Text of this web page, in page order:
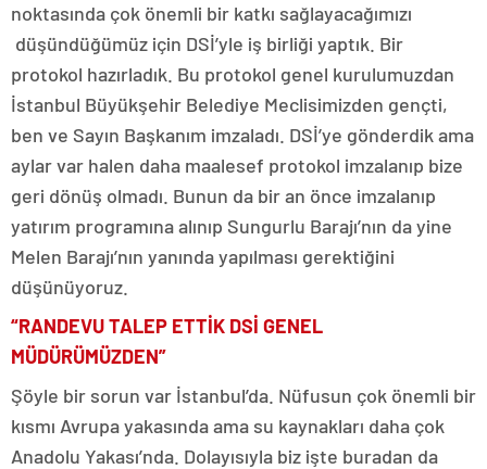
noktasında çok önemli bir katkı sağlayacağımızı
düşündüğümüz için DSİ’yle iş birliği yaptık. Bir
protokol hazırladık. Bu protokol genel kurulumuzdan
İstanbul Büyükşehir Belediye Meclisimizden gençti,
ben ve Sayın Başkanım imzaladı. DSİ’ye gönderdik ama
aylar var halen daha maalesef protokol imzalanıp bize
geri dönüş olmadı. Bunun da bir an önce imzalanıp
yatırım programına alınıp Sungurlu Barajı’nın da yine
Melen Barajı’nın yanında yapılması gerektiğini
düşünüyoruz.
“RANDEVU TALEP ETTİK DSİ GENEL
MÜDÜRÜMÜZDEN”
Şöyle bir sorun var İstanbul’da. Nüfusun çok önemli bir
kısmı Avrupa yakasında ama su kaynakları daha çok
Anadolu Yakası’nda. Dolayısıyla biz işte buradan da